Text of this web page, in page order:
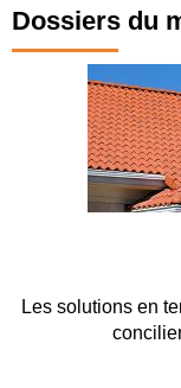
Dossiers du
Les solutions en